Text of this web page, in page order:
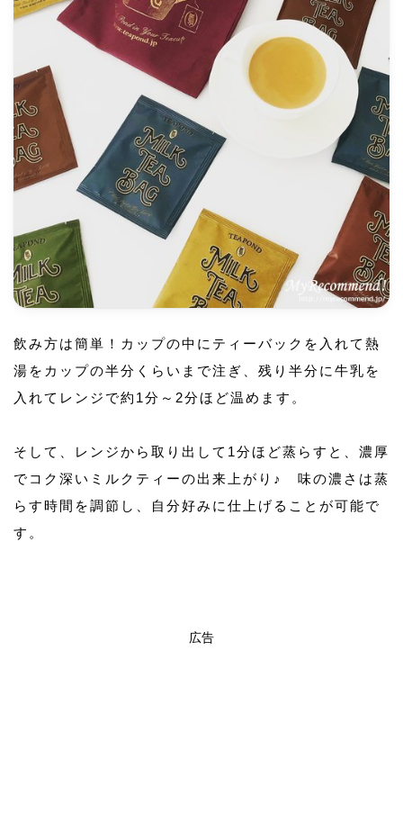
飲み方は簡単！カップの中にティーバックを入れて熱
湯をカップの半分くらいまで注ぎ、残り半分に牛乳を
入れてレンジで約1分～2分ほど温めます。
そして、レンジから取り出して1分ほど蒸らすと、濃厚
でコク深いミルクティーの出来上がり♪ 味の濃さは蒸
らす時間を調節し、自分好みに仕上げることが可能で
す。
広告